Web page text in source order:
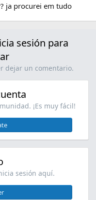
ja procurei em tudo
sesión para
dejar un comentario.
¡Es muy fácil!
sesión aquí.